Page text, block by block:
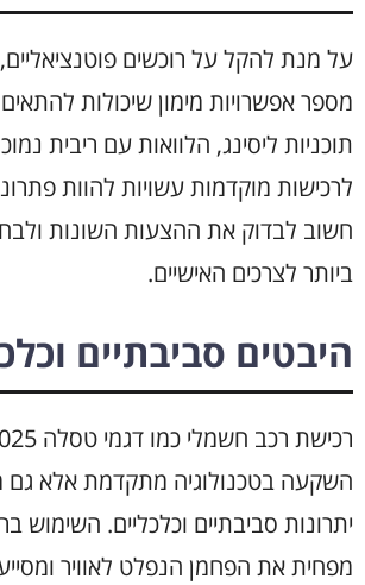
על מנת להקל על רוכשים
מספר אפשרויות מימון שיכולות
תוכניות ליסינג, הלוואות עם ריבית
לרכישות מוקדמות עשויות להוות
חשוב לבדוק את ההצעות השונות
ביותר לצרכים האישיים.
היבטים סביבתיים
השקעה בטכנולוגיה מתקדמת אלא
יתרונות סביבתיים וכלכליים. השימוש
מפחית את הפחמן הנפלט לאוויר